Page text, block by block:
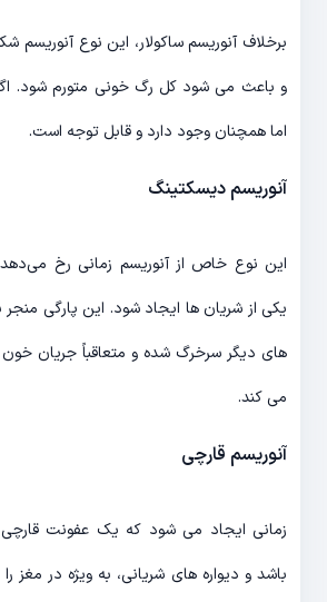
برخلاف آنوریسم ساکولار، این نوع آنوریسم
و باعث می شود کل رگ خونی متورم شود.
اما همچنان وجود دارد و قابل توجه است.
آنوریسم دیسکتینگ
این نوع خاص از آنوریسم زمانی رخ
یکی از شریان ها ایجاد شود. این پارگی
های دیگر سرخرگ شده و متعاقباً جریان
می کند.
آنوریسم قارچی
زمانی ایجاد می شود که یک عفونت
باشد و دیواره های شریانی، به ویژه در مغز